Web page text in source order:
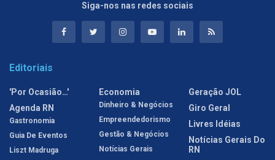
Siga-nos nas redes sociais
Editoriais
'Por Ocasião…'
Agenda RN
Gastronomia
Guia De Eventos
Liszt Madruga
Economia
Dinheiro & Negócios
Empreendedorismo
Gestão & Negócios
Notícias Gerais
Geração JOL
Giro Geral
Livres Idéias
Notícias Gerais Do
RN